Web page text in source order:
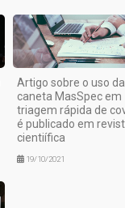
Artigo sobre o uso da
caneta MasSpec em
triagem rápida de
é publicado em
cientiífica
19/10/2021